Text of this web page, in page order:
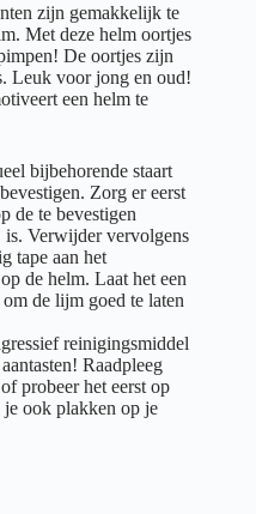
zijn gemakkelijk te
Met deze helm oortjes
De oortjes zijn
Leuk voor jong en oud!
een helm te
bijbehorende staart
Zorg er eerst
de te bevestigen
is. Verwijder vervolgens
tape aan het
de helm. Laat het een
de lijm goed te laten
reinigingsmiddel
Raadpleeg
probeer het eerst op
ook plakken op je